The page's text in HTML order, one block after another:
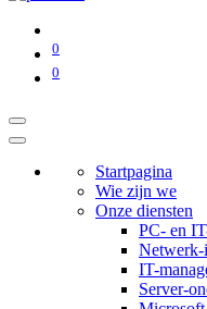
0
0
Startpagina
Wie zijn we
Onze diensten
PC- en
IT-
Server-